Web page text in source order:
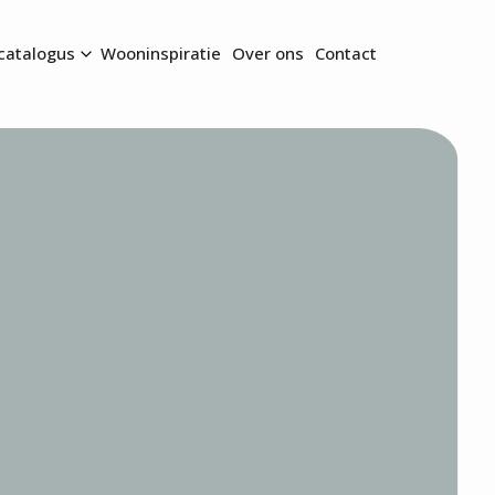
Wooninspiratie Over ons Contact